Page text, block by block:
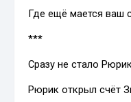
Где ещё мается ваш
***
Сразу не стало
Рюрик открыл счёт